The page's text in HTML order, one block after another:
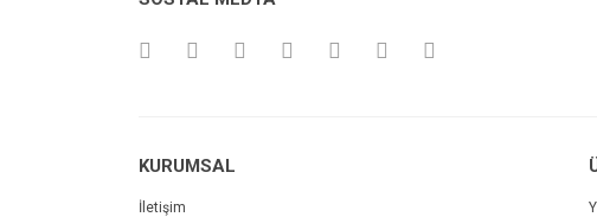
KURUMSAL
İletişim